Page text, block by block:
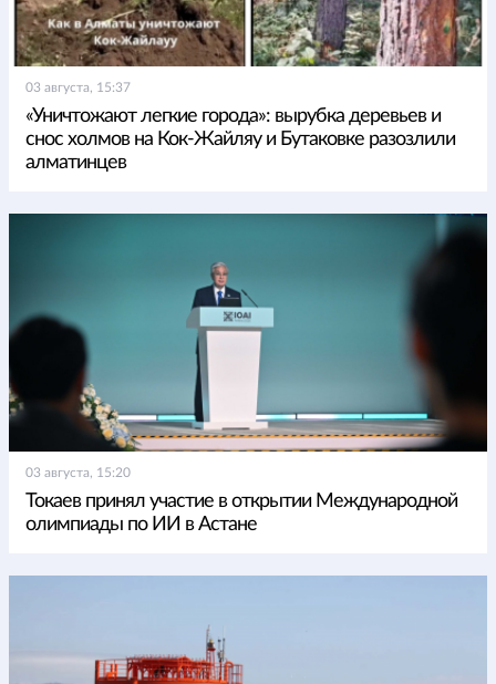
03 августа, 15:37
«Уничтожают легкие города»: вырубка деревьев и
снос холмов на Кок-Жайляу и Бутаковке разозлили
алматинцев
03 августа, 15:20
Токаев принял участие в открытии Международной
олимпиады по ИИ в Астане